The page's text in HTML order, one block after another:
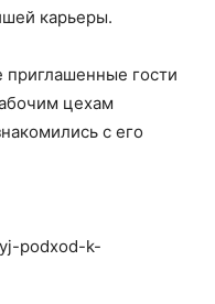
карьеры.
гости
цехам
с его
podxod-k-